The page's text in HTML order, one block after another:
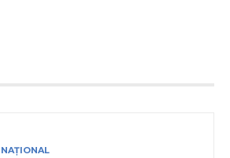
NAȚIONAL